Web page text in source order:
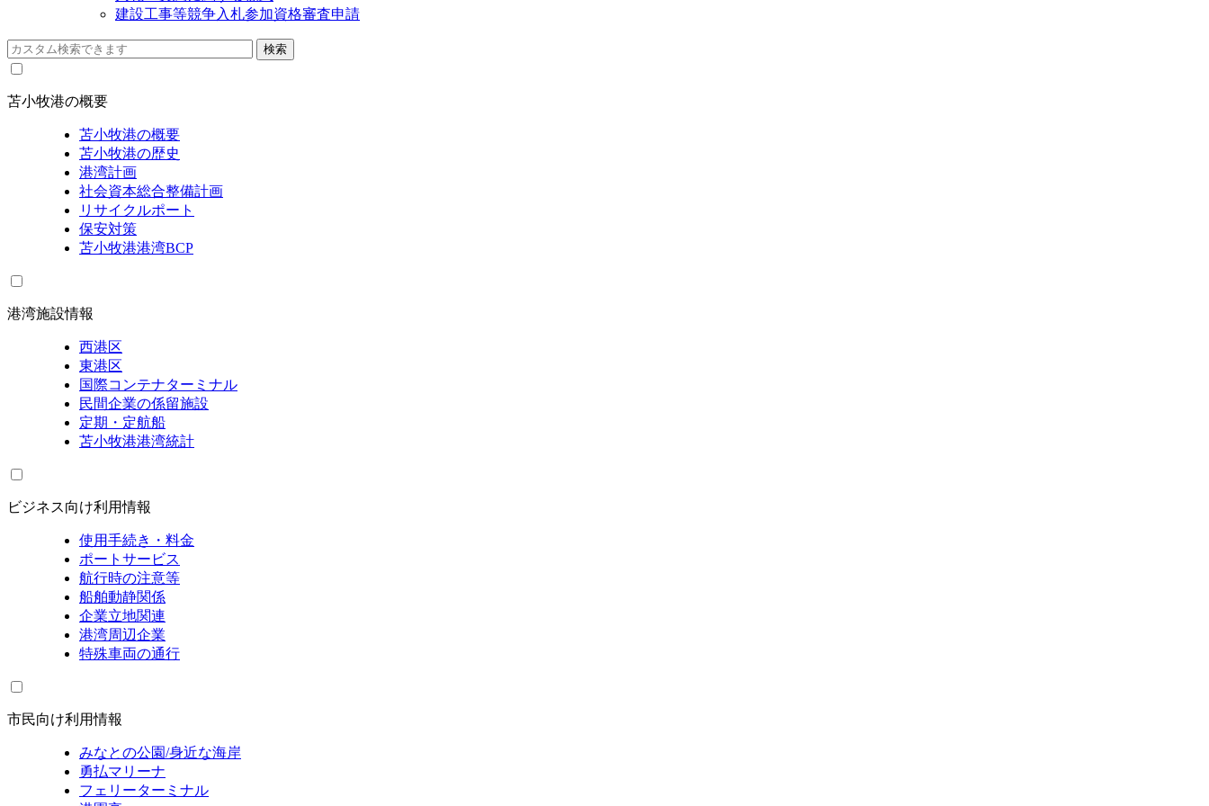
建設工事等競争入札参加資格審査申請
苫小牧港の概要
苫小牧港の概要
苫小牧港の歴史
港湾計画
社会資本総合整備計画
リサイクルポート
保安対策
苫小牧港港湾BCP
港湾施設情報
西港区
東港区
国際コンテナターミナル
民間企業の係留施設
定期・定航船
苫小牧港港湾統計
ビジネス向け利用情報
使用手続き・料金
ポートサービス
航行時の注意等
船舶動静関係
企業立地関連
港湾周辺企業
特殊車両の通行
市民向け利用情報
みなとの公園/身近な海岸
勇払マリーナ
フェリーターミナル